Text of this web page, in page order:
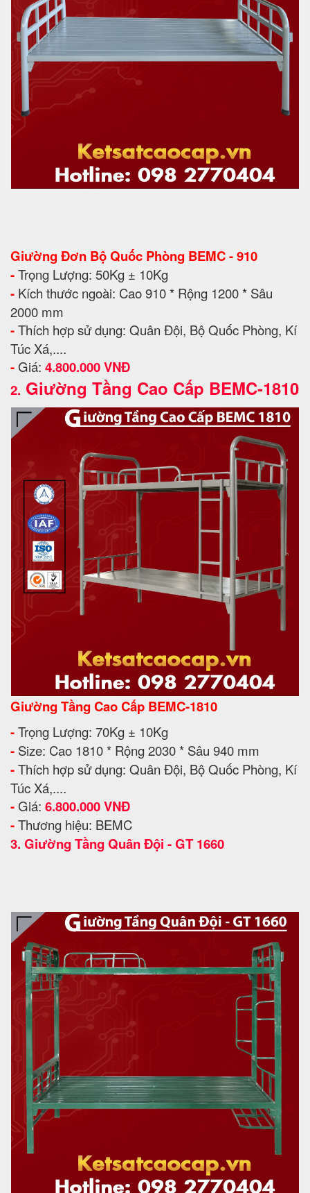
Giường Đơn Bộ Quốc Phòng BEMC - 910
-Trọng Lượng: 50Kg ± 10Kg
- Kích thước ngoài: Cao 910 * Rộng 1200 * Sâu
2000 mm
-Thích hợp sử dụng: Quân Đội, Bộ Quốc Phòng, Kí
Túc Xá,....
- Giá: 4.800.000 VNĐ
2. Giường Tầng Cao Cấp BEMC-1810
Giường Tầng Cao Cấp BEMC-1810
-Trọng Lượng: 70Kg ± 10Kg
- Size: Cao 1810 * Rộng 2030 * Sâu 940 mm
-Thích hợp sử dụng: Quân Đội, Bộ Quốc Phòng, Kí
Túc Xá,....
- Giá: 6.800.000 VNĐ
-Thương hiệu: BEMC
3. Giường Tầng Quân Đội - GT 1660